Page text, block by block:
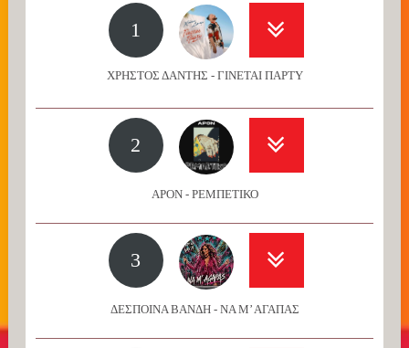
1
ΧΡΗΣΤΟΣ ΔΑΝΤΗΣ - ΓΙΝΕΤΑΙ ΠΑΡΤΥ
2
APON - ΡΕΜΠΕΤΙΚΟ
3
ΔΕΣΠΟΙΝΑ ΒΑΝΔΗ - ΝΑ Μ’ ΑΓΑΠΑΣ